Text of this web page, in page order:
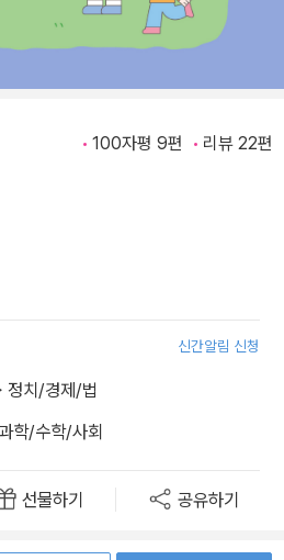
100자평 9편 리뷰 22편
신간알림 신청
정치/경제/법
학/수학/사회
선물하기 공유하기